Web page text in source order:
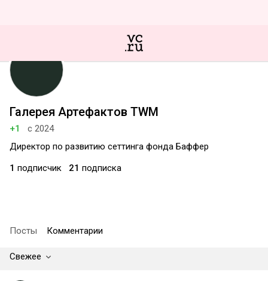
Галерея Артефактов TWM
+1
с 2024
Директор по развитию сеттинга фонда Баффер
1 подписчик 21 подписка
Посты Комментарии
Свежее